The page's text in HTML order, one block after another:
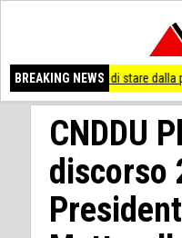
BREAKING NEWS
di stare dalla parte degli ultimi
CNDDU
discorso